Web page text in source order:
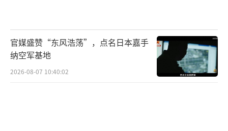
可控制导向（DART）炮弹，打击范围为6至8公
里，并有可编程的引信，能够在与目标有一定
距离时激活，从而最大限度地发挥效能。其天
线通过发射射频波束来引导DART炮弹瞄准目
官媒盛赞“东风浩荡”，点名日本嘉手
纳空军基地
2026-08-07 10:40:02